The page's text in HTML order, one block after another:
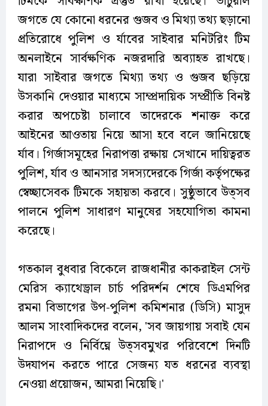
জগতে যে কোনো ধরনের গুজব ও মিথ্যা তথ্য ছড়ানো
প্রতিরোধে পুলিশ ও র্যাবের সাইবার মনিটরিং টিম
অনলাইনে সার্বক্ষণিক নজরদারি অব্যাহত রাখছে।
যারা সাইবার জগতে মিথ্যা তথ্য ও গুজব ছড়িয়ে
উসকানি দেওয়ার মাধ্যমে সাম্প্রদায়িক সম্প্রীতি বিনষ্ট
করার অপচেষ্টা চালাবে তাদেরকে শনাক্ত করে
আইনের আওতায় নিয়ে আসা হবে বলে জানিয়েছে
র্যাব। গির্জাসমূহের নিরাপত্তা রক্ষায় সেখানে দায়িত্বরত
পুলিশ, র্যাব ও আনসার সদস্যদেরকে গির্জা কর্তৃপক্ষের
স্বেচ্ছাসেবক টিমকে সহায়তা করবে। সুষ্ঠুভাবে উত্সব
পালনে পুলিশ সাধারণ মানুষের সহযোগিতা কামনা
করেছে।
গতকাল বুধবার বিকেলে রাজধানীর কাকরাইল সেন্ট
মেরিস ক্যাথেড্রাল চার্চ পরিদর্শন শেষে ডিএমপির
রমনা বিভাগের উপ-পুলিশ কমিশনার (ডিসি) মাসুদ
আলম সাংবাদিকদের বলেন, 'সব জায়গায় সবাই যেন
নিরাপদে ও নির্বিঘ্নে উত্সবমুখর পরিবেশে দিনটি
উদযাপন করতে পারে সেজন্য যত ধরনের ব্যবস্থা
নেওয়া প্রয়োজন, আমরা নিয়েছি।'